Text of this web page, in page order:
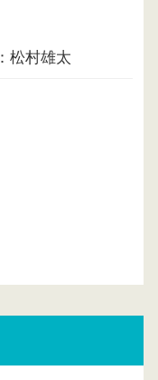
松村雄太